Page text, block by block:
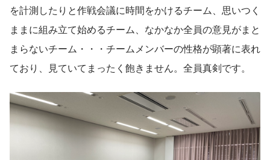
を計測したりと作戦会議に時間をかけるチーム、思いつく
ままに組み立て始めるチーム、なかなか全員の意見がまと
まらないチーム・・・チームメンバーの性格が顕著に表れ
ており、見ていてまったく飽きません。全員真剣です。